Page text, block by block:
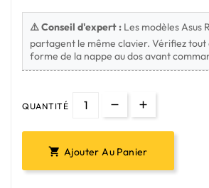
⚠️ Conseil d'expert : Les modèles Asus
partagent le même clavier. Vérifiez tout
forme de la nappe au dos avant
QUANTITÉ
 Ajouter Au Panier